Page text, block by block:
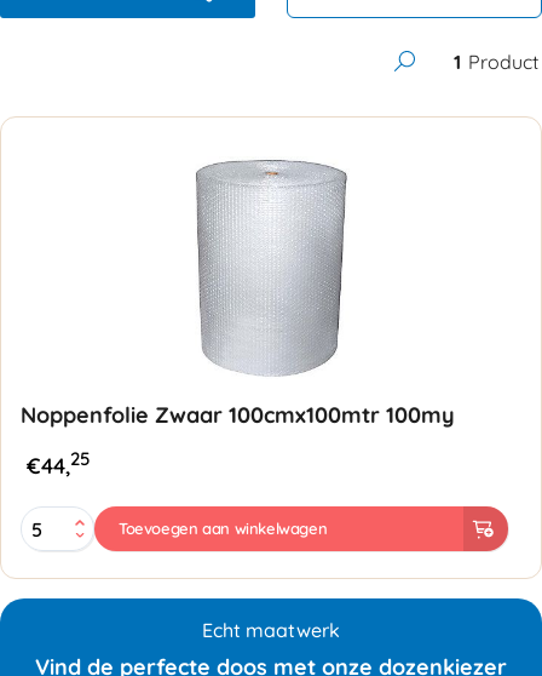
1 Product
Noppenfolie Zwaar 100cmx100mtr 100my
€44,25
Noppenfolie
Zwaar
Toevoegen aan winkelwagen
Echt maatwerk
Vind de perfecte doos met onze dozenkiezer